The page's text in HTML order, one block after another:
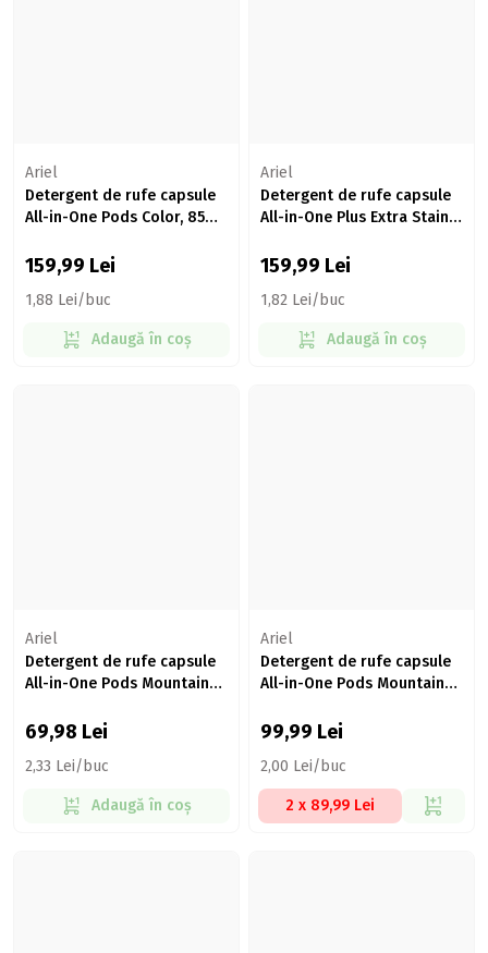
Ariel
Detergent de rufe capsule
All-in-One Pods Color, 85
159,99 Lei
1,88 Lei/buc
Adaugă în coș
Ariel
Detergent de rufe capsule
All-in-One Plus Extra Stain
159,99 Lei
1,82 Lei/buc
Adaugă în coș
Ariel
Detergent de rufe capsule
All-in-One Pods Mountain
69,98 Lei
2,33 Lei/buc
Adaugă în coș
Ariel
Detergent de rufe capsule
All-in-One Pods Mountain
99,99 Lei
2,00 Lei/buc
2 x 89,99 Lei